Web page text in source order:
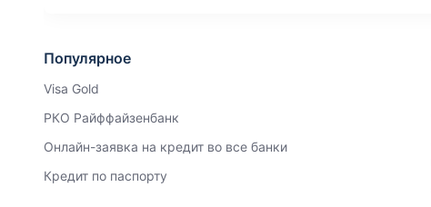
Популярное
Visa Gold
РКО Райффайзенбанк
Онлайн-заявка на кредит во все банки
Кредит по паспорту